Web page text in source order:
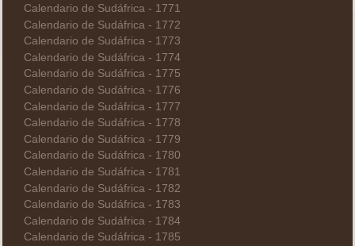
Calendario de Sudáfrica - 1771
Calendario de Sudáfrica - 1772
Calendario de Sudáfrica - 1773
Calendario de Sudáfrica - 1774
Calendario de Sudáfrica - 1775
Calendario de Sudáfrica - 1776
Calendario de Sudáfrica - 1777
Calendario de Sudáfrica - 1778
Calendario de Sudáfrica - 1779
Calendario de Sudáfrica - 1780
Calendario de Sudáfrica - 1781
Calendario de Sudáfrica - 1782
Calendario de Sudáfrica - 1783
Calendario de Sudáfrica - 1784
Calendario de Sudáfrica - 1785